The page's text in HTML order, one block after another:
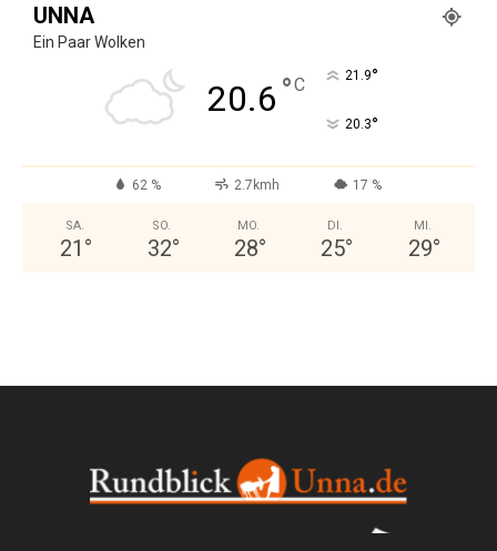
UNNA
Ein Paar Wolken
20.6 °C 21.9°
20.3°
62 % 2.7kmh 17 %
SA.
21 °
SO.
32°
MO.
28°
DI.
25°
MI.
29°